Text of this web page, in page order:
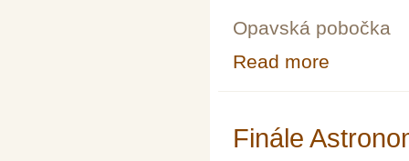
Opavská pobočka
Read more
Finále